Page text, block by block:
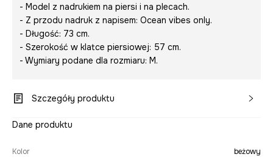
- Model z nadrukiem na piersi i na plecach.
- Z przodu nadruk z napisem: Ocean vibes only.
- Długość: 73 cm.
- Szerokość w klatce piersiowej: 57 cm.
- Wymiary podane dla rozmiaru: M.
Szczegóły produktu
Dane produktu
Kolor beżowy